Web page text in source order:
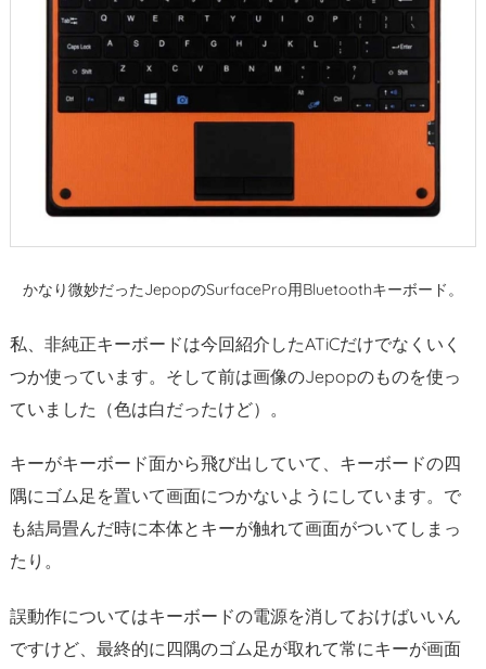
かなり微妙だったJepopのSurfacePro用Bluetoothキーボード。
私、非純正キーボードは今回紹介したATiCだけでなくいく
つか使っています。そして前は画像のJepopのものを使っ
ていました（色は白だったけど）。
キーがキーボード面から飛び出していて、キーボードの四
隅にゴム足を置いて画面につかないようにしています。で
も結局畳んだ時に本体とキーが触れて画面がついてしまっ
たり。
誤動作についてはキーボードの電源を消しておけばいいん
ですけど、最終的に四隅のゴム足が取れて常にキーが画面